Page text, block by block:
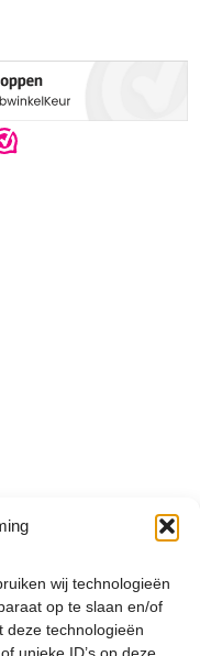
wij technologieën
op te slaan en/of
deze technologieën